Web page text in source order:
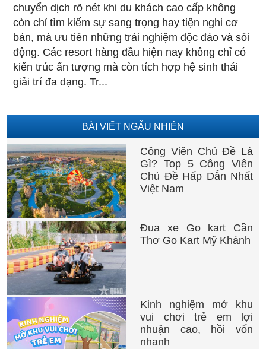
chuyển dịch rõ nét khi du khách cao cấp không
còn chỉ tìm kiếm sự sang trọng hay tiện nghi cơ
bản, mà ưu tiên những trải nghiệm độc đáo và sôi
động. Các resort hàng đầu hiện nay không chỉ có
kiến trúc ấn tượng mà còn tích hợp hệ sinh thái
giải trí đa dạng. Tr...
BÀI VIẾT NGẪU NHIÊN
Công Viên Chủ Đề Là
Gì? Top 5 Công Viên
Chủ Đề Hấp Dẫn Nhất
Việt Nam
Đua xe Go kart Cần
Thơ Go Kart Mỹ Khánh
Kinh nghiệm mở khu
vui chơi trẻ em lợi
nhuận cao, hồi vốn
nhanh